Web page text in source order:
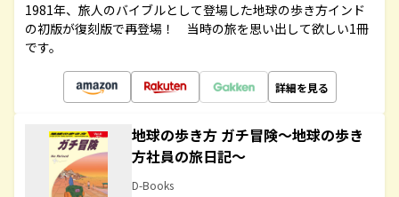
1981年、旅人のバイブルとして登場した地球の歩き方インド
の初版が復刻版で再登場！ 当時の旅を思い出して欲しい1冊
です。
詳細を見る
地球の歩き方 ガチ冒険～地球の歩き
方社員の旅日記～
D-Books